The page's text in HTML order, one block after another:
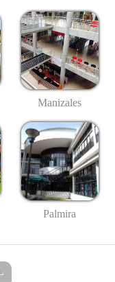
Manizales
Palmira